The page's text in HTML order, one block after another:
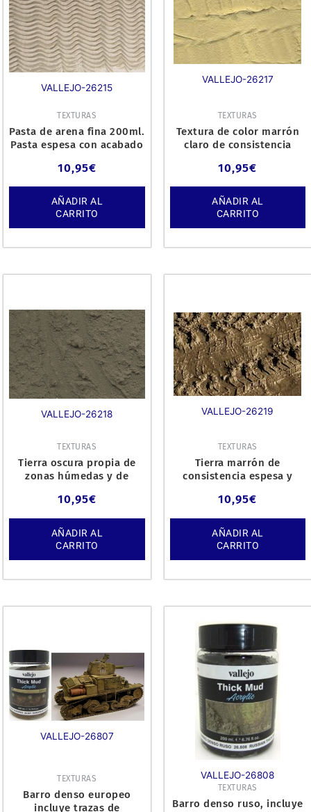
VALLEJO-26215
TEXTURAS
Pasta de arena fina 200ml.
Pasta espesa con acabado
10,95€
AÑADIR AL
CARRITO
VALLEJO-26217
TEXTURAS
Textura de color marrón
claro de consistencia
10,95€
AÑADIR AL
CARRITO
VALLEJO-26218
TEXTURAS
Tierra oscura propia de
zonas húmedas y de
densa
10,95€
AÑADIR AL
CARRITO
VALLEJO-26219
TEXTURAS
Tierra marrón de
consistencia espesa y
textura de
10,95€
AÑADIR AL
CARRITO
VALLEJO-26807
TEXTURAS
Barro denso europeo
incluye trazas de
VALLEJO-26808
TEXTURAS
Barro denso ruso, incluye